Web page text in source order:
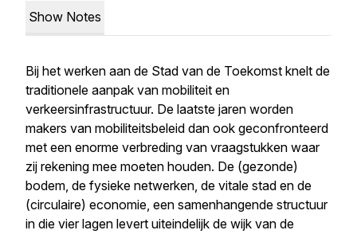
Show Notes
Bij het werken aan de Stad van de Toekomst knelt de
traditionele aanpak van mobiliteit en
verkeersinfrastructuur. De laatste jaren worden
makers van mobiliteitsbeleid dan ook geconfronteerd
met een enorme verbreding van vraagstukken waar
zij rekening mee moeten houden. De (gezonde)
bodem, de fysieke netwerken, de vitale stad en de
(circulaire) economie, een samenhangende structuur
in die vier lagen levert uiteindelijk de wijk van de